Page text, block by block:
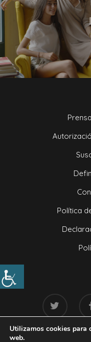
Política
Utilizamos cookies para
web.